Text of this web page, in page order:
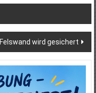
Felswand wird gesichert